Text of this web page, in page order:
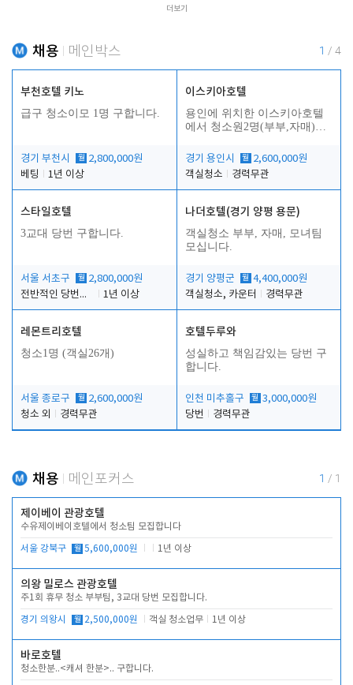
더보기
채용 메인박스 1 / 4
부천호텔 키노
급구 청소이모 1명 구합니다.
경기 부천시 월 2,800,000원
베팅
1년 이상
이스키아호텔
용인에 위치한 이스키아호텔
에서 청소원2명(부부,자매)을
경기 용인시
월 2,600,000원
객실청소
경력무관
스타일호텔
3교대 당번 구합니다.
서울 서초구 월 2,800,000원
전반적인 당번업무
1년 이상
나더호텔(경기 양평 용문)
객실청소 부부, 자매, 모녀팀
모십니다.
경기 양평군 월 4,400,000원
객실청소, 카운터
경력무관
레몬트리호텔
청소1명 (객실26개)
서울 종로구 월 2,600,000원
청소 외
경력무관
호텔두루와
성실하고 책임감있는 당번 구
합니다.
인천 미추홀구 월 3,000,000원
당번
경력무관
채용 메인포커스 1 / 1
제이베이 관광호텔
수유제이베이호텔에서 청소팀 모집합니다
서울 강북구 월 5,600,000원 1년 이상
의왕 밀로스 관광호텔
주1회 휴무 청소 부부팀, 3교대 당번 모집합니다.
경기 의왕시 월 2,500,000원 객실 청소업무 1년 이상
바로호텔
청소한분..<캐셔 한분>.. 구합니다.